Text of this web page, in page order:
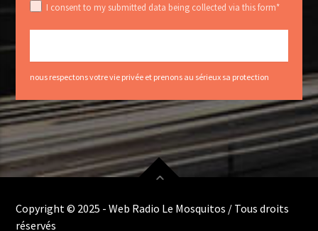
I consent to my submitted data being collected via this form*
nous respectons votre vie privée et prenons au sérieux sa protection
Copyright © 2025 - Web Radio Le Mosquitos / Tous droits
réservés